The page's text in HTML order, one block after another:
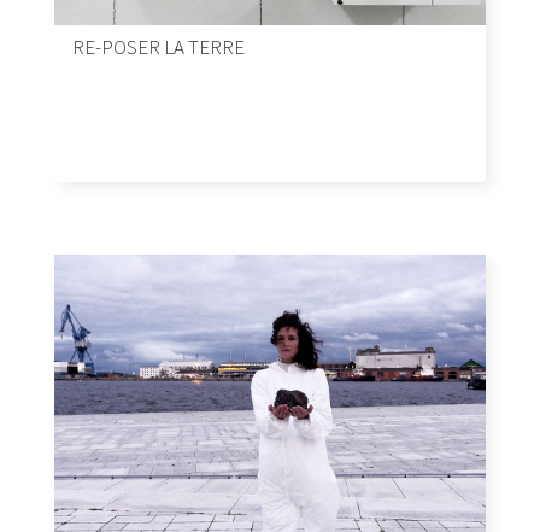
RE-POSER LA TERRE